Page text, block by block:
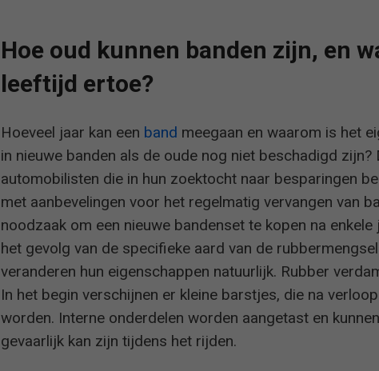
Hoe oud kunnen banden zijn, en
leeftijd ertoe?
Hoeveel jaar kan een band meegaan en waarom is het
in nieuwe banden als de oude nog niet beschadigd zijn?
automobilisten die in hun zoektocht naar besparingen
met aanbevelingen voor het regelmatig vervangen van
noodzaak om een nieuwe bandenset te kopen na
het gevolg van de specifieke aard van de
veranderen hun eigenschappen natuurlijk. Rubber
In het begin verschijnen er kleine barstjes, die na
worden. Interne onderdelen worden aangetast en
gevaarlijk kan zijn tijdens het rijden.